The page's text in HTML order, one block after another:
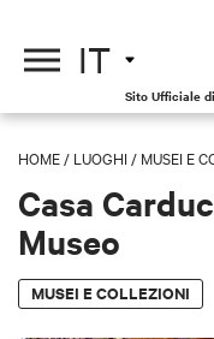
IT
Sito Ufficiale
HOME / LUOGHI / MUSEI E
Casa
Museo
MUSEI E COLLEZIONI